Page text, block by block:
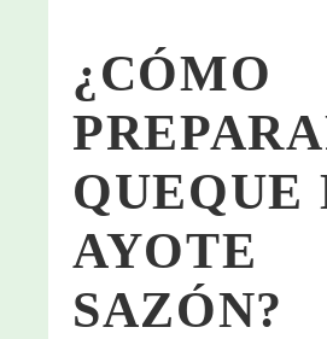
¿CÓMO
QUEQUE
AYOTE
SAZÓN?